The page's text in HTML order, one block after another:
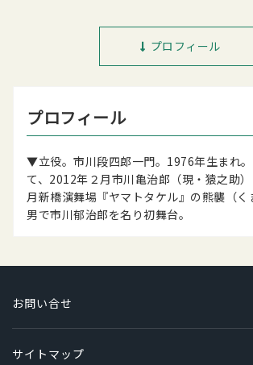
プロフィール
プロフィール
▼立役。市川段四郎一門。1976年生まれ
て、2012年２月市川亀治郎（現・猿之助
月新橋演舞場『ヤマトタケル』の熊襲（く
男で市川郁治郎を名り初舞台。
お問い合せ
サイトマップ